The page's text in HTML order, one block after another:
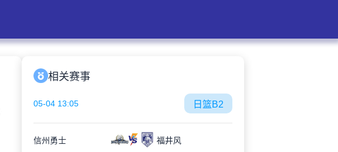
相关赛事
05-04 13:05 日篮B2
信州勇士 福井风